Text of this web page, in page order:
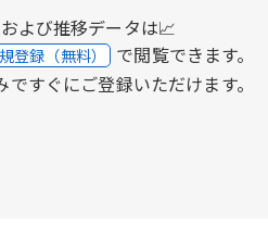
よび推移データは📈
登録（無料） で閲覧できます。
すぐにご登録いただけます。